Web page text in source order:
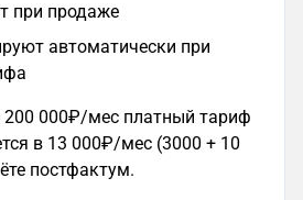
при продаже
автоматически при
200 000₽/мес платный тариф
в 13 000₽/мес (3000 + 10
постфактум.